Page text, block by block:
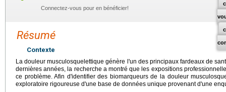
Connectez-vous pour en bénéficier!
Résumé
Contexte
La douleur musculosquelettique génère l'un des principaux fardeaux de
dernières années, la recherche a montré que les expositions
ce problème. Afin d'identifier des biomarqueurs de la douleur
exploratoire rigoureuse d'une base de données unique provenant d'une